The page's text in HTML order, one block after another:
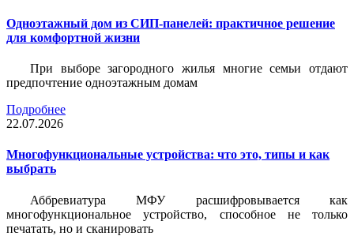
Одноэтажный дом из СИП-панелей: практичное решение
для комфортной жизни
При выборе загородного жилья многие семьи отдают
предпочтение одноэтажным домам
Подробнее
22.07.2026
Многофункциональные устройства: что это, типы и как
выбрать
Аббревиатура МФУ расшифровывается как
многофункциональное устройство, способное не только
печатать, но и сканировать